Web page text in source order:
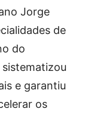
Jorge
de
do
e garantiu
os